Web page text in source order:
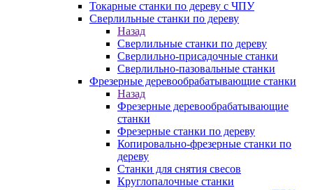
Токарные станки по дереву с ЧПУ
Сверлильные станки по дереву
Назад
Сверлильные станки по дереву
Сверлильно-присадочные станки
Сверлильно-пазовальные станки
Фрезерные деревообрабатывающие станки
Назад
Фрезерные деревообрабатывающие
станки
Фрезерные станки по дереву
Копировально-фрезерные станки по
дереву
Станки для снятия свесов
Круглопалочные станки